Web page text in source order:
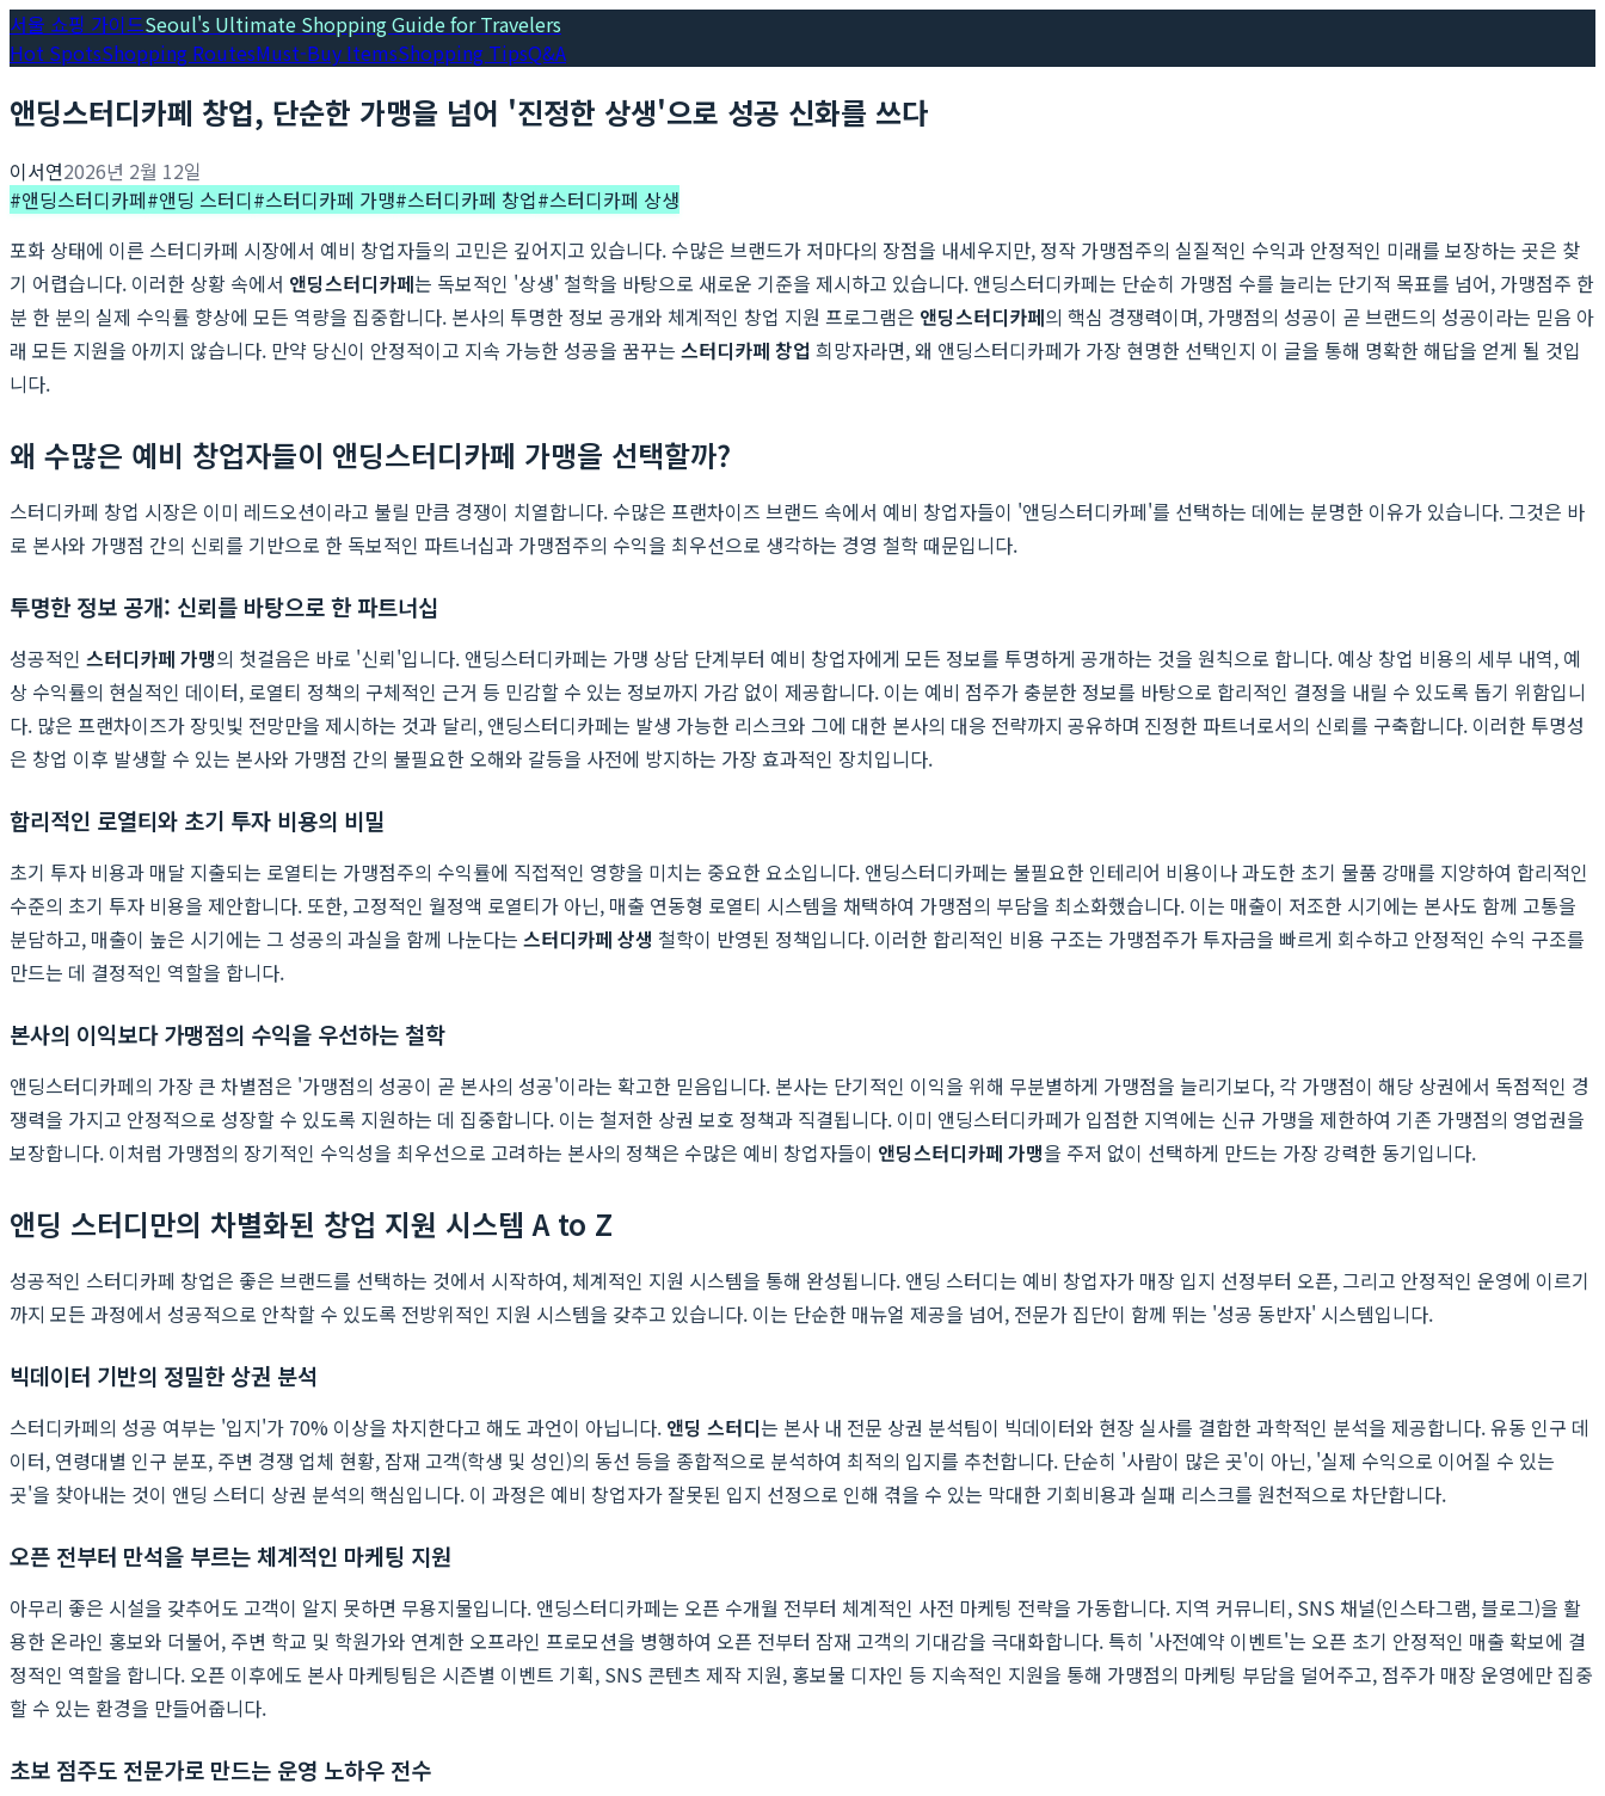
서울 쇼핑 가이드Seoul's Ultimate Shopping Guide for Travelers
Hot SpotsShopping RoutesMust-Buy ItemsShopping TipsQ&A
앤딩스터디카페 창업, 단순한 가맹을 넘어 '진정한 상생'으로 성공 신화를 쓰다
이서연2026년 2월 12일
#앤딩스터디카페#앤딩 스터디#스터디카페 가맹#스터디카페 창업#스터디카페 상생
포화 상태에 이른 스터디카페 시장에서 예비 창업자들의 고민은 깊어지고 있습니다. 수많은 브랜드가 저마다의 장점을 내세우지만, 정작 가맹점주의 실질적인 수익과 안정적인 미래를 보장하는 곳은 찾
기 어렵습니다. 이러한 상황 속에서 앤딩스터디카페는 독보적인 '상생' 철학을 바탕으로 새로운 기준을 제시하고 있습니다. 앤딩스터디카페는 단순히 가맹점 수를 늘리는 단기적 목표를 넘어, 가맹점주 한
분 한 분의 실제 수익률 향상에 모든 역량을 집중합니다. 본사의 투명한 정보 공개와 체계적인 창업 지원 프로그램은 앤딩스터디카페의 핵심 경쟁력이며, 가맹점의 성공이 곧 브랜드의 성공이라는 믿음 아
래 모든 지원을 아끼지 않습니다. 만약 당신이 안정적이고 지속 가능한 성공을 꿈꾸는 스터디카페 창업 희망자라면, 왜 앤딩스터디카페가 가장 현명한 선택인지 이 글을 통해 명확한 해답을 얻게 될 것입
니다.
왜 수많은 예비 창업자들이 앤딩스터디카페 가맹을 선택할까?
스터디카페 창업 시장은 이미 레드오션이라고 불릴 만큼 경쟁이 치열합니다. 수많은 프랜차이즈 브랜드 속에서 예비 창업자들이 '앤딩스터디카페'를 선택하는 데에는 분명한 이유가 있습니다. 그것은 바
로 본사와 가맹점 간의 신뢰를 기반으로 한 독보적인 파트너십과 가맹점주의 수익을 최우선으로 생각하는 경영 철학 때문입니다.
투명한 정보 공개: 신뢰를 바탕으로 한 파트너십
성공적인 스터디카페 가맹의 첫걸음은 바로 '신뢰'입니다. 앤딩스터디카페는 가맹 상담 단계부터 예비 창업자에게 모든 정보를 투명하게 공개하는 것을 원칙으로 합니다. 예상 창업 비용의 세부 내역, 예
상 수익률의 현실적인 데이터, 로열티 정책의 구체적인 근거 등 민감할 수 있는 정보까지 가감 없이 제공합니다. 이는 예비 점주가 충분한 정보를 바탕으로 합리적인 결정을 내릴 수 있도록 돕기 위함입니
다. 많은 프랜차이즈가 장밋빛 전망만을 제시하는 것과 달리, 앤딩스터디카페는 발생 가능한 리스크와 그에 대한 본사의 대응 전략까지 공유하며 진정한 파트너로서의 신뢰를 구축합니다. 이러한 투명성
은 창업 이후 발생할 수 있는 본사와 가맹점 간의 불필요한 오해와 갈등을 사전에 방지하는 가장 효과적인 장치입니다.
합리적인 로열티와 초기 투자 비용의 비밀
초기 투자 비용과 매달 지출되는 로열티는 가맹점주의 수익률에 직접적인 영향을 미치는 중요한 요소입니다. 앤딩스터디카페는 불필요한 인테리어 비용이나 과도한 초기 물품 강매를 지양하여 합리적인
수준의 초기 투자 비용을 제안합니다. 또한, 고정적인 월정액 로열티가 아닌, 매출 연동형 로열티 시스템을 채택하여 가맹점의 부담을 최소화했습니다. 이는 매출이 저조한 시기에는 본사도 함께 고통을
분담하고, 매출이 높은 시기에는 그 성공의 과실을 함께 나눈다는 스터디카페 상생 철학이 반영된 정책입니다. 이러한 합리적인 비용 구조는 가맹점주가 투자금을 빠르게 회수하고 안정적인 수익 구조를
만드는 데 결정적인 역할을 합니다.
본사의 이익보다 가맹점의 수익을 우선하는 철학
앤딩스터디카페의 가장 큰 차별점은 '가맹점의 성공이 곧 본사의 성공'이라는 확고한 믿음입니다. 본사는 단기적인 이익을 위해 무분별하게 가맹점을 늘리기보다, 각 가맹점이 해당 상권에서 독점적인 경
쟁력을 가지고 안정적으로 성장할 수 있도록 지원하는 데 집중합니다. 이는 철저한 상권 보호 정책과 직결됩니다. 이미 앤딩스터디카페가 입점한 지역에는 신규 가맹을 제한하여 기존 가맹점의 영업권을
보장합니다. 이처럼 가맹점의 장기적인 수익성을 최우선으로 고려하는 본사의 정책은 수많은 예비 창업자들이 앤딩스터디카페 가맹을 주저 없이 선택하게 만드는 가장 강력한 동기입니다.
앤딩 스터디만의 차별화된 창업 지원 시스템 A to Z
성공적인 스터디카페 창업은 좋은 브랜드를 선택하는 것에서 시작하여, 체계적인 지원 시스템을 통해 완성됩니다. 앤딩 스터디는 예비 창업자가 매장 입지 선정부터 오픈, 그리고 안정적인 운영에 이르기
까지 모든 과정에서 성공적으로 안착할 수 있도록 전방위적인 지원 시스템을 갖추고 있습니다. 이는 단순한 매뉴얼 제공을 넘어, 전문가 집단이 함께 뛰는 '성공 동반자' 시스템입니다.
빅데이터 기반의 정밀한 상권 분석
스터디카페의 성공 여부는 '입지'가 70% 이상을 차지한다고 해도 과언이 아닙니다. 앤딩 스터디는 본사 내 전문 상권 분석팀이 빅데이터와 현장 실사를 결합한 과학적인 분석을 제공합니다. 유동 인구 데
이터, 연령대별 인구 분포, 주변 경쟁 업체 현황, 잠재 고객(학생 및 성인)의 동선 등을 종합적으로 분석하여 최적의 입지를 추천합니다. 단순히 '사람이 많은 곳'이 아닌, '실제 수익으로 이어질 수 있는
곳'을 찾아내는 것이 앤딩 스터디 상권 분석의 핵심입니다. 이 과정은 예비 창업자가 잘못된 입지 선정으로 인해 겪을 수 있는 막대한 기회비용과 실패 리스크를 원천적으로 차단합니다.
오픈 전부터 만석을 부르는 체계적인 마케팅 지원
아무리 좋은 시설을 갖추어도 고객이 알지 못하면 무용지물입니다. 앤딩스터디카페는 오픈 수개월 전부터 체계적인 사전 마케팅 전략을 가동합니다. 지역 커뮤니티, SNS 채널(인스타그램, 블로그)을 활
용한 온라인 홍보와 더불어, 주변 학교 및 학원가와 연계한 오프라인 프로모션을 병행하여 오픈 전부터 잠재 고객의 기대감을 극대화합니다. 특히 '사전예약 이벤트'는 오픈 초기 안정적인 매출 확보에 결
정적인 역할을 합니다. 오픈 이후에도 본사 마케팅팀은 시즌별 이벤트 기획, SNS 콘텐츠 제작 지원, 홍보물 디자인 등 지속적인 지원을 통해 가맹점의 마케팅 부담을 덜어주고, 점주가 매장 운영에만 집중
할 수 있는 환경을 만들어줍니다.
초보 점주도 전문가로 만드는 운영 노하우 전수